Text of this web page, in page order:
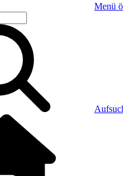
Menü